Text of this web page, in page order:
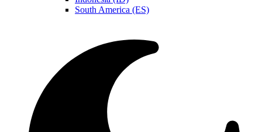
South America (ES)